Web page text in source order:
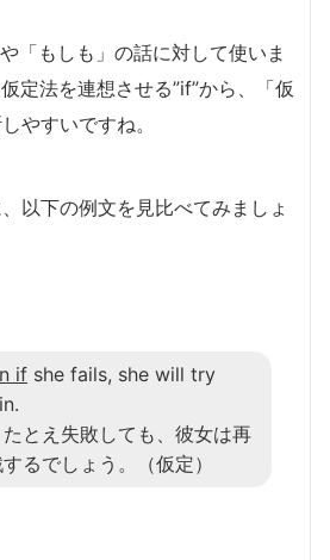
「もしも」の話に対して使いま
定法を連想させる”if”から、「仮
やすいですね。
以下の例文を見比べてみましょ
if she fails, she will try
とえ失敗しても、彼女は再
るでしょう。（仮定）